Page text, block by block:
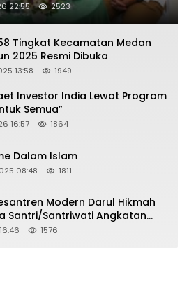
22:55 2523
Tingkat Kecamatan Medan
2025 Resmi Dibuka
13:58 1949
Investor India Lewat Program
Semua”
16:57 1864
Dalam Islam
08:48 1811
Modern Darul Hikmah
Santri/Santriwati Angkatan
1576